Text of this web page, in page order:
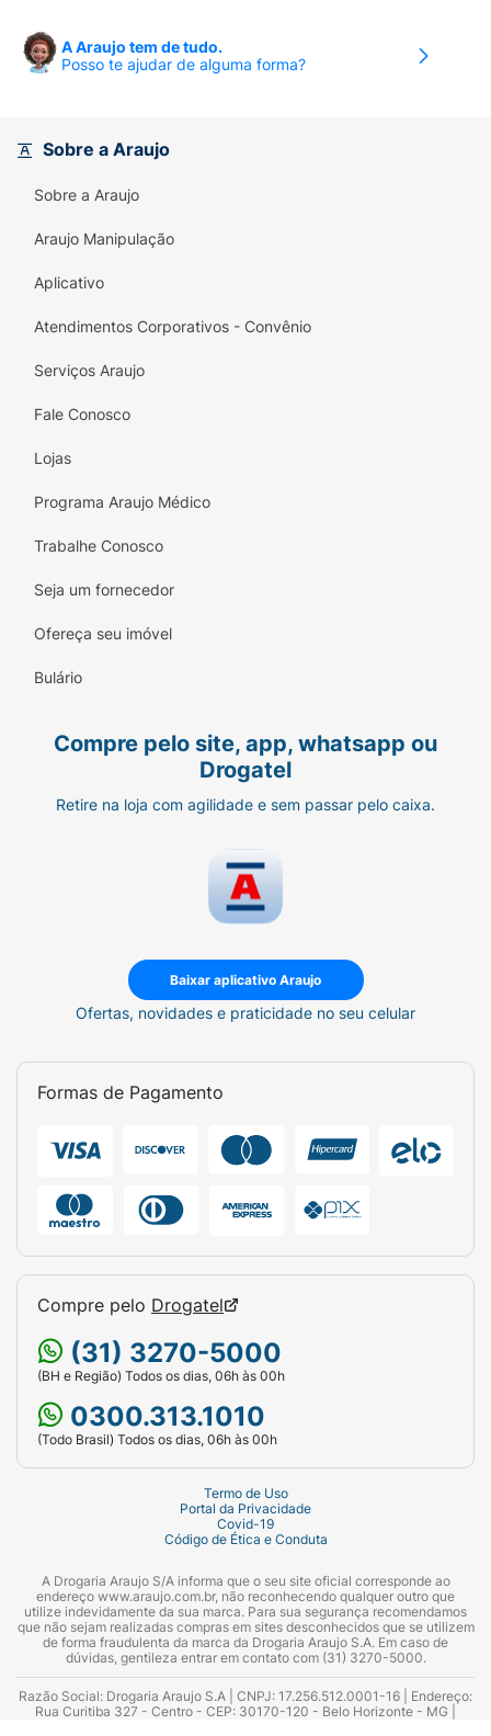
A Araujo tem de tudo.
Posso te ajudar de alguma forma?
Sobre a Araujo
Sobre a Araujo
Araujo Manipulação
Aplicativo
Atendimentos Corporativos - Convênio
Serviços Araujo
Fale Conosco
Lojas
Programa Araujo Médico
Trabalhe Conosco
Seja um fornecedor
Ofereça seu imóvel
Bulário
Compre pelo site, app, whatsapp ou
Drogatel
Retire na loja com agilidade e sem passar pelo caixa.
Baixar aplicativo Araujo
Ofertas, novidades e praticidade no seu celular
Formas de Pagamento
Compre pelo Drogatel
(31) 3270-5000
(BH e Região) Todos os dias, 06h às 00h
0300.313.1010
(Todo Brasil) Todos os dias, 06h às 00h
Termo de Uso
Portal da Privacidade
Covid-19
Código de Ética e Conduta
A Drogaria Araujo S/A informa que o seu site oficial corresponde ao
endereço www.araujo.com.br, não reconhecendo qualquer outro que
utilize indevidamente da sua marca. Para sua segurança recomendamos
que não sejam realizadas compras em sites desconhecidos que se utilizem
de forma fraudulenta da marca da Drogaria Araujo S.A. Em caso de
dúvidas, gentileza entrar em contato com (31) 3270-5000.
Razão Social: Drogaria Araujo S.A | CNPJ: 17.256.512.0001-16 | Endereço:
Rua Curitiba 327 - Centro - CEP: 30170-120 - Belo Horizonte - MG |